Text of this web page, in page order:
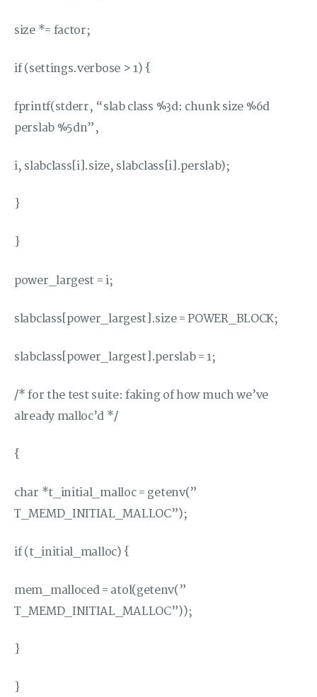
size *= factor;
if (settings.verbose > 1) {
fprintf(stderr, “slab class %3d: chunk size %6d
perslab %5dn”,
i, slabclass[i].size, slabclass[i].perslab);
}
}
power_largest = i;
slabclass[power_largest].size = POWER_BLOCK;
slabclass[power_largest].perslab = 1;
/* for the test suite: faking of how much we’ve
already malloc’d */
{
char *t_initial_malloc = getenv(”
T_MEMD_INITIAL_MALLOC”);
if (t_initial_malloc) {
mem_malloced = atol(getenv(”
T_MEMD_INITIAL_MALLOC”));
}
}